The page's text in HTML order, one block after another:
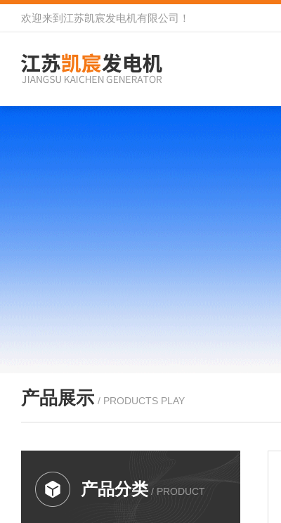
欢迎来到 江苏凯宸发电机有限公司 ！
产品展示 / PRODUCTS PLAY
产品分类 / PRODUCT